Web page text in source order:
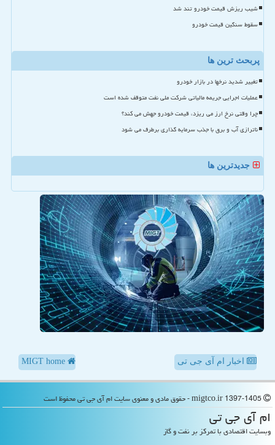
شیب ریزش قیمت خودرو تند شد
سقوط سنگین قیمت خودرو
پربحث ترین ها
تغییر شدید نرخها در بازار خودرو
عملیات اجرایی جریمه مالیاتی شرکت ملی نفت متوقف شده است
چرا وقتی نرخ ارز می ریزد، قیمت خودرو جهش می کند؟
ناترازی آب و برق با جذب سرمایه گذاری برطرف می شود
جدیدترین ها
اخبار ام آی جی تی
ام آی جی تی
وبسایت اقتصادی با تمرکز بر نفت و گاز